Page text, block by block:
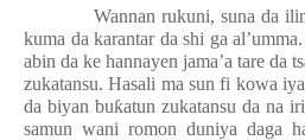
Wannan rukuni, suna da
kuma da karantar da shi ga
abin da ke hannayen jama’a tare da
zukatansu. Hasali ma sun fi kowa
da biyan buƙatun zukatansu da na
samun wani romon duniya daga